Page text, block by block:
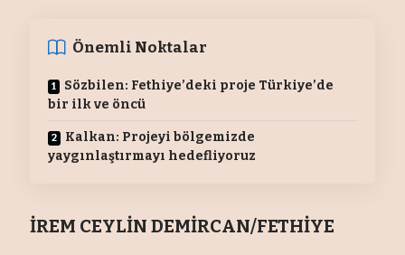
Önemli Noktalar
Sözbilen: Fethiye’deki proje Türkiye’de
bir ilk ve öncü
Kalkan: Projeyi bölgemizde
yaygınlaştırmayı hedefliyoruz
İREM CEYLİN DEMİRCAN/FETHİYE